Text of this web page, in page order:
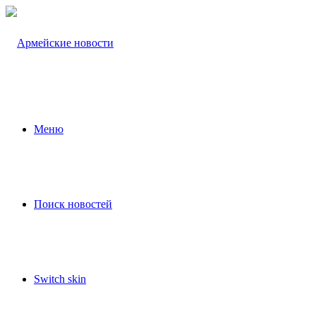
Меню
Поиск новостей
Switch skin